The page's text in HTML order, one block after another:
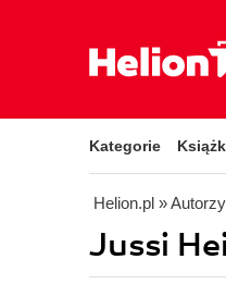
Kategorie
Helion.pl » Autorzy
Jussi